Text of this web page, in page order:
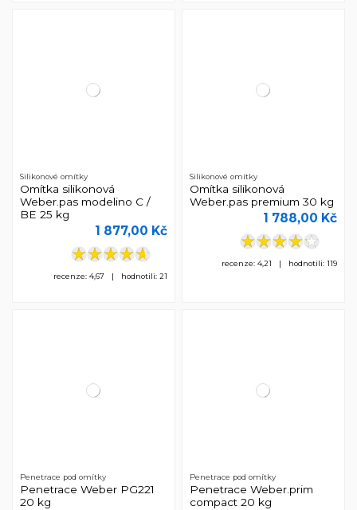
Silikonové omítky
Omítka silikonová
Weber.pas modelino C /
BE 25 kg
1 877,00 Kč
recenze: 4,67 | hodnotili: 21
Silikonové omítky
Omítka silikonová
Weber.pas premium 30 kg
1 788,00 Kč
recenze: 4,21 | hodnotili: 119
Penetrace pod omítky
Penetrace Weber PG221
20 kg
Penetrace pod omítky
Penetrace Weber.prim
compact 20 kg